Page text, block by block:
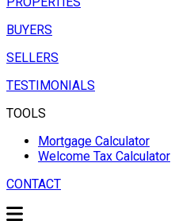
BUYERS
SELLERS
TESTIMONIALS
TOOLS
Mortgage Calculator
Welcome Tax Calculator
CONTACT